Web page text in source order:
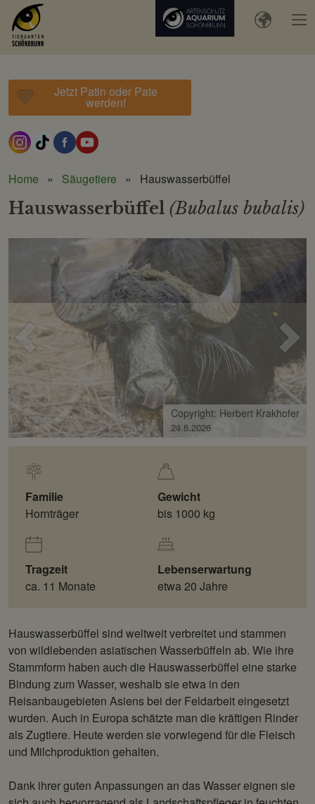
Jetzt Patin oder Pate
werden!
Home Säugetiere Hauswasserbüffel
Hauswasserbüffel (Bubalus bubalis)
Voriges
Bild Bild
Copyright: Herbert Krakhofer
29.5.2026
Familie
Hornträger
Gewicht
bis 1000 kg
Tragzeit
ca. 11 Monate
Lebenserwartung
etwa 20 Jahre
Hauswasserbüffel sind weltweit verbreitet und stammen
von wildlebenden asiatischen Wasserbüffeln ab. Wie ihre
Stammform haben auch die Hauswasserbüffel eine starke
Bindung zum Wasser, weshalb sie etwa in den
Reisanbaugebieten Asiens bei der Feldarbeit eingesetzt
wurden. Auch in Europa schätzte man die kräftigen Rinder
als Zugtiere. Heute werden sie vorwiegend für die Fleisch
und Milchproduktion gehalten.
Dank ihrer guten Anpassungen an das Wasser eignen sie